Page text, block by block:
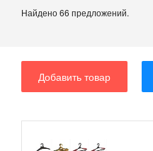
Найдено 66 предложений.
Добавить товар